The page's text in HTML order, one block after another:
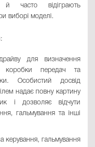
часто відіграють
виборі моделі.
для визначення
коробки передач та
Особистий досвід
надає повну картину
і дозволяє відчути
гальмування та інші
керування, гальмування